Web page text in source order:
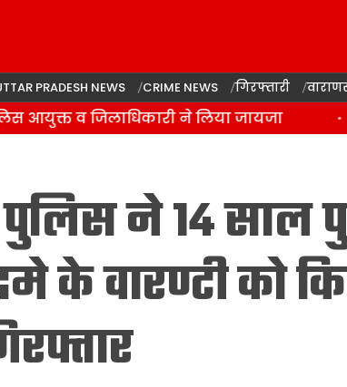
PRADESH NEWS CRIME NEWS गिरफ्तारी
व जिलाधिकारी ने लिया जायजा
ने 14 साल
के वारण्टी को